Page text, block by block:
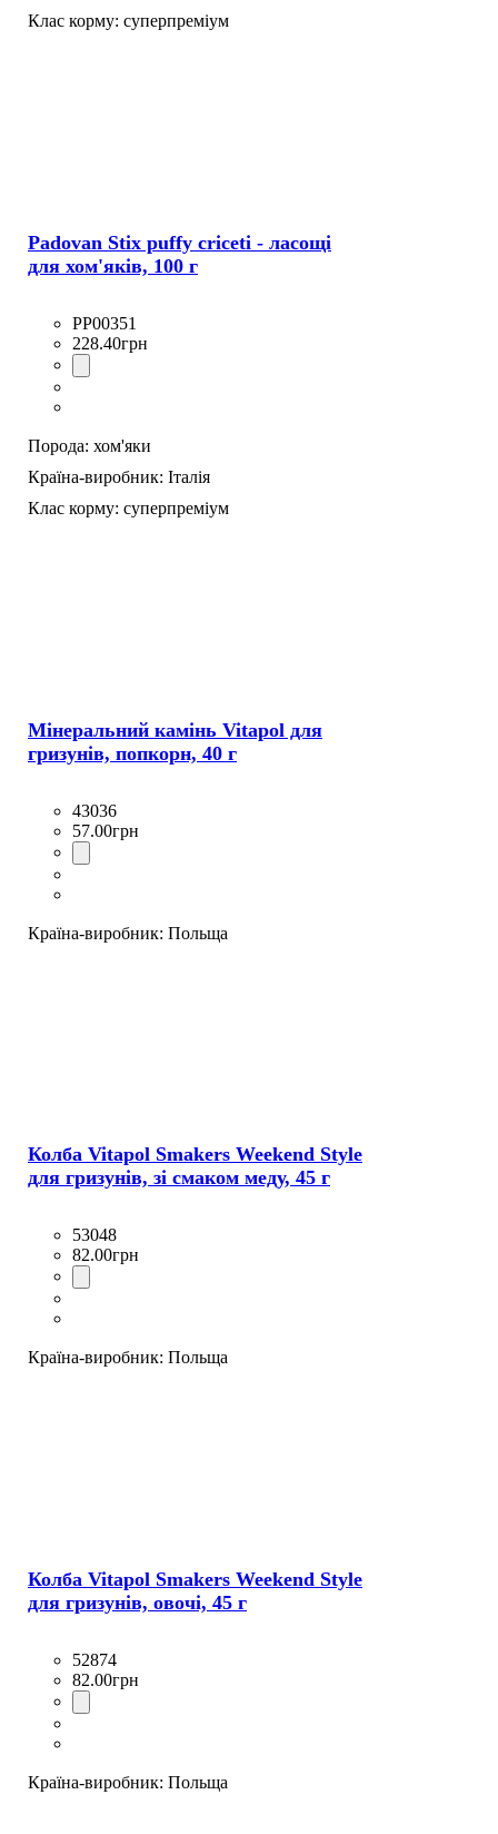
Клас корму: суперпреміум
Padovan Stix puffy criceti - ласощі
для хом'яків, 100 г
PP00351
228.40грн
Порода: хом'яки
Країна-виробник: Італія
Клас корму: суперпреміум
Мінеральний камінь Vitapol для
гризунів, попкорн, 40 г
43036
57.00грн
Країна-виробник: Польща
Колба Vitapol Smakers Weekend Style
для гризунів, зі смаком меду, 45 г
53048
82.00грн
Країна-виробник: Польща
Колба Vitapol Smakers Weekend Style
для гризунів, овочі, 45 г
52874
82.00грн
Країна-виробник: Польща